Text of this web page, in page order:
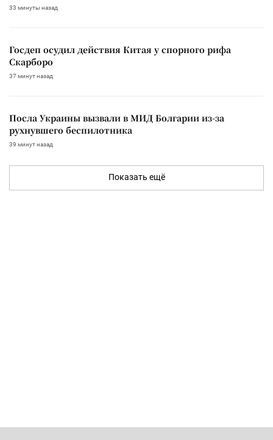
33 минуты назад
Госдеп осудил действия Китая у спорного рифа
Скарборо
37 минут назад
Посла Украины вызвали в МИД Болгарии из-за
рухнувшего беспилотника
39 минут назад
Показать ещё